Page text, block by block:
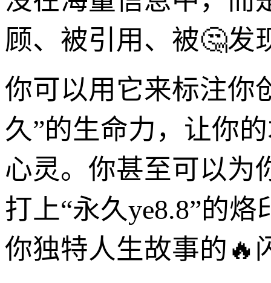
顾、被引用、被🤔发
你可以用它来标注你
久”的生命力，让你
心灵。你甚至可以为
打上“永久ye8.8”的
你独特人生故事的🔥